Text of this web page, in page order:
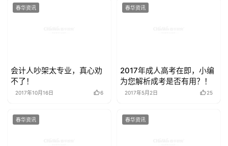
春华资讯
会计人吵架太专业，真心劝
不了！
2017年10月16日 6
春华资讯
2017年成人高考在即，小编
为您解析成考是否有用？！
2017年5月2日 25
春华资讯 春华资讯